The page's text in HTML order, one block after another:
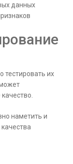
данных
тестировать их
наметить и